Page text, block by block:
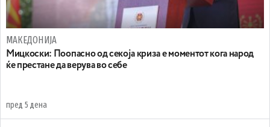
МАКЕДОНИЈА
Мицкоски: Поопасно од секоја криза е моментот кога народ
ќе престане да верува во себе
пред 5 дена